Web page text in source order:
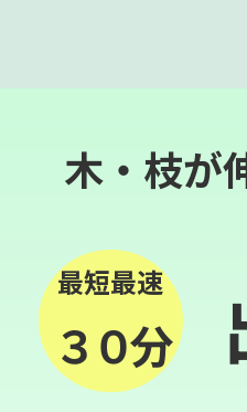
木・枝が
最短最速
３０分